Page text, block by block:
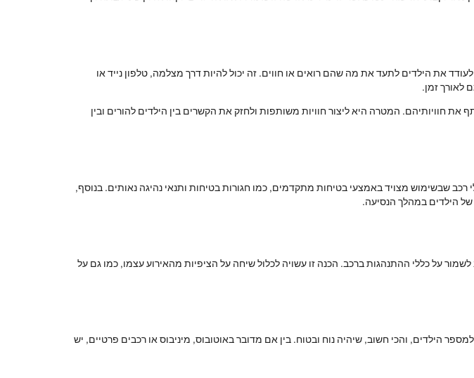
את הילדים לתעד את מה שהם רואים או חווים. זה יכול להיות דרך מצלמה, טלפון נייד או
לאורך זמן.
חוויותיהם. המטרה היא ליצור חוויות משותפות ולחזק את הקשרים בין הילדים להורים ובין
שבשימוש מצויד באמצעי בטיחות מתקדמים, כמו חגורות בטיחות ותנאי נהיגה נאותים. בנוסף,
הילדים במהלך הנסיעה.
על כללי ההתנהגות ברכב. הכנה זו עשויה לכלול שיחה על הציפיות מהאירוע עצמו, כמו גם על
הילדים, והכי חשוב, שיהיה נוח ובטוח. בין אם מדובר באוטובוס, מיניבוס או רכבים פרטיים, יש